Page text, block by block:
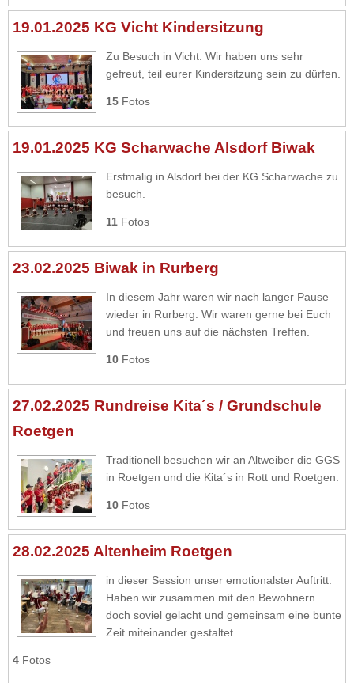
19.01.2025 KG Vicht Kindersitzung
Zu Besuch in Vicht. Wir haben uns sehr
gefreut, teil eurer Kindersitzung sein zu dürfen.
15 Fotos
19.01.2025 KG Scharwache Alsdorf Biwak
Erstmalig in Alsdorf bei der KG Scharwache zu
besuch.
11 Fotos
23.02.2025 Biwak in Rurberg
In diesem Jahr waren wir nach langer Pause
wieder in Rurberg. Wir waren gerne bei Euch
und freuen uns auf die nächsten Treffen.
10 Fotos
27.02.2025 Rundreise Kita´s / Grundschule
Roetgen
Traditionell besuchen wir an Altweiber die GGS
in Roetgen und die Kita´s in Rott und Roetgen.
10 Fotos
28.02.2025 Altenheim Roetgen
in dieser Session unser emotionalster Auftritt.
Haben wir zusammen mit den Bewohnern
doch soviel gelacht und gemeinsam eine bunte
Zeit miteinander gestaltet.
4 Fotos